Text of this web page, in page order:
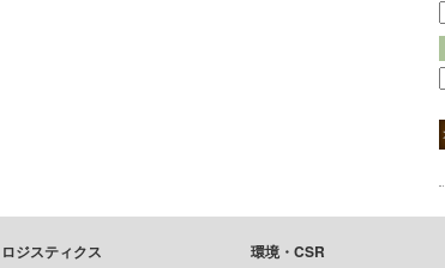
ロジスティクス 環境・CSR